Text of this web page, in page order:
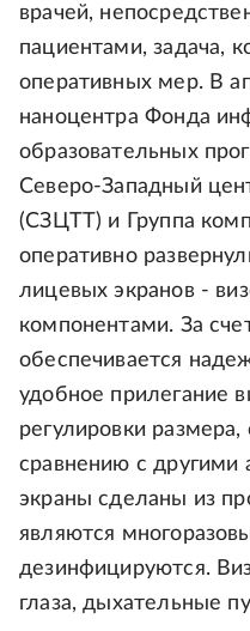
врачей,
пациентами, задача,
оперативных мер. В
наноцентра Фонда
образовательных
Северо-Западный
(СЗЦТТ) и Группа
оперативно
лицевых экранов -
компонентами. За
обеспечивается
удобное прилегание
регулировки
сравнению с другими
экраны сделаны из
являются
дезинфицируются.
глаза, дыхательные